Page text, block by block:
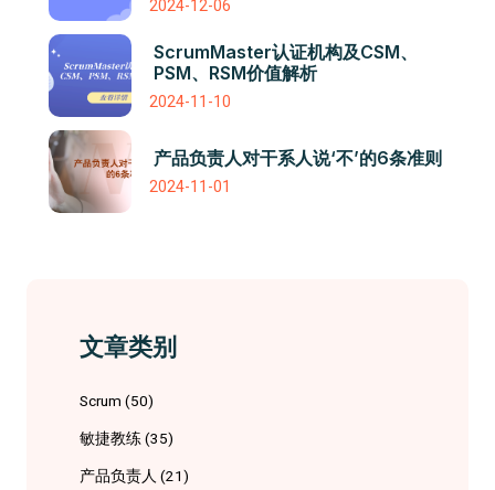
2024-12-06
ScrumMaster认证机构及CSM、
PSM、RSM价值解析
2024-11-10
产品负责人对干系人说‘不’的6条准则
2024-11-01
文章类别
Scrum (50)
敏捷教练(35)
产品负责人(21)